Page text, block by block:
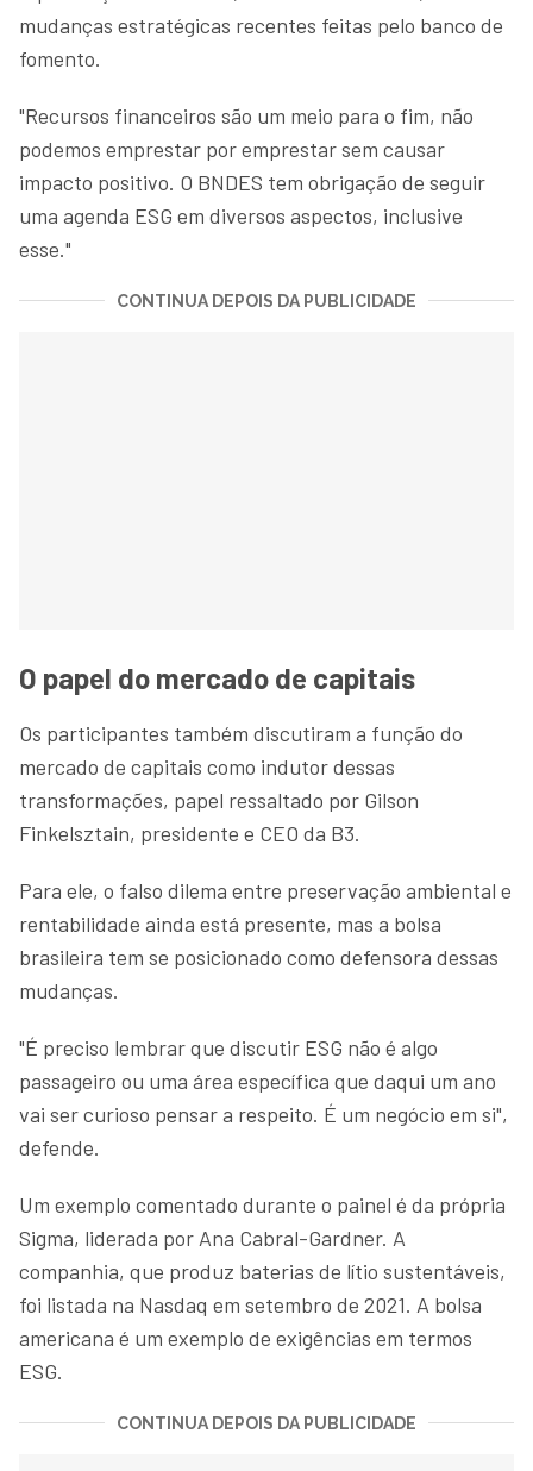
mudanças estratégicas recentes feitas pelo banco de
fomento.
"Recursos financeiros são um meio para o fim, não
podemos emprestar por emprestar sem causar
impacto positivo. O BNDES tem obrigação de seguir
uma agenda ESG em diversos aspectos, inclusive
esse."
CONTINUA DEPOIS DA PUBLICIDADE
O papel do mercado de capitais
Os participantes também discutiram a função do
mercado de capitais como indutor dessas
transformações, papel ressaltado por Gilson
Finkelsztain, presidente e CEO da B3.
Para ele, o falso dilema entre preservação ambiental e
rentabilidade ainda está presente, mas a bolsa
brasileira tem se posicionado como defensora dessas
mudanças.
"É preciso lembrar que discutir ESG não é algo
passageiro ou uma área específica que daqui um ano
vai ser curioso pensar a respeito. É um negócio em si",
defende.
Um exemplo comentado durante o painel é da própria
Sigma, liderada por Ana Cabral-Gardner. A
companhia, que produz baterias de lítio sustentáveis,
foi listada na Nasdaq em setembro de 2021. A bolsa
americana é um exemplo de exigências em termos
ESG.
CONTINUA DEPOIS DA PUBLICIDADE